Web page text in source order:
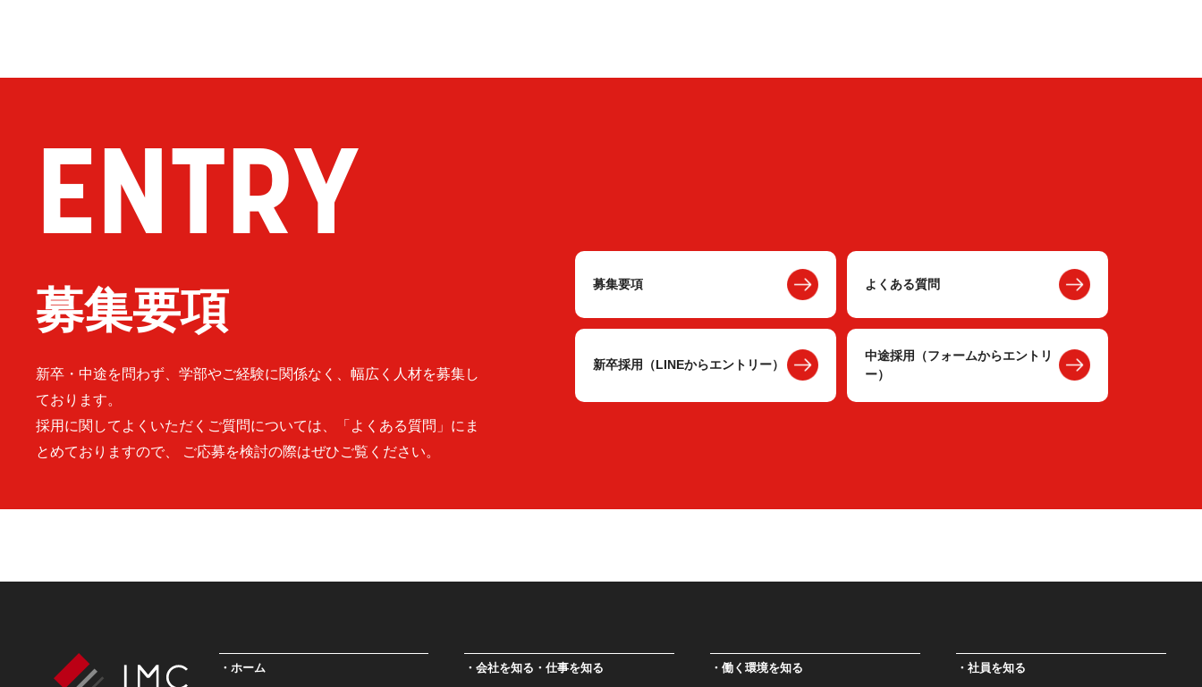
ENTRY
募集要項
新卒・中途を問わず、学部やご経験に関係なく、幅広く人材を募集し
ております。
採用に関してよくいただくご質問については、「よくある質問」にま
とめておりますので、 ご応募を検討の際はぜひご覧ください。
募集要項 よくある質問
新卒採用（LINEからエントリー）
中途採用（フォームからエントリ
ー）
ホーム 会社を知る・仕事を知る 働く環境を知る 社員を知る